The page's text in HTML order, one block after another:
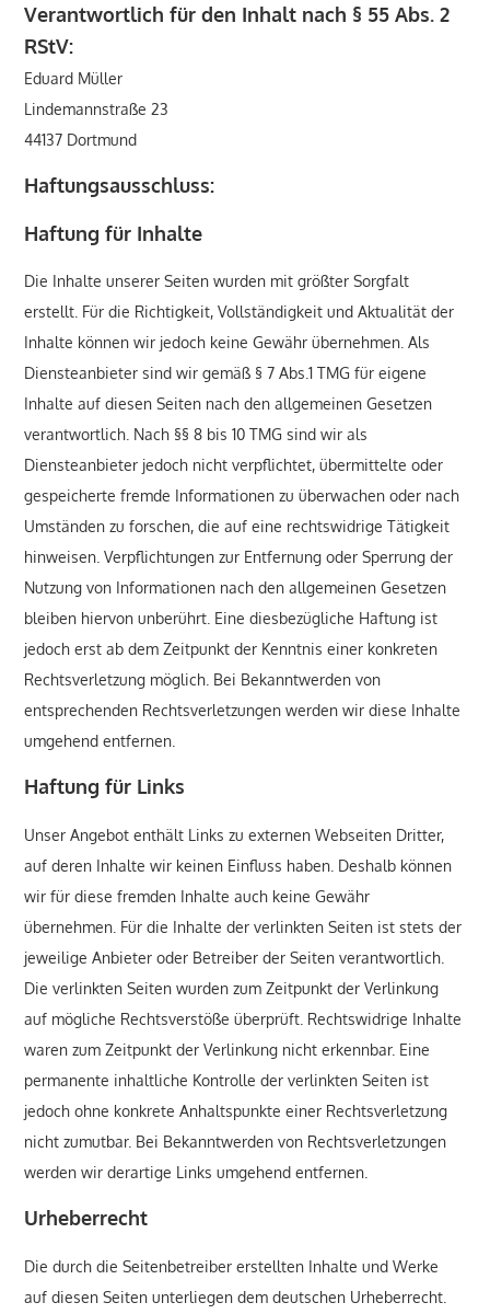
Verantwortlich für den Inhalt nach § 55 Abs. 2
RStV:
Eduard Müller
Lindemannstraße 23
44137 Dortmund
Haftungsausschluss:
Haftung für Inhalte
Die Inhalte unserer Seiten wurden mit größter Sorgfalt
erstellt. Für die Richtigkeit, Vollständigkeit und Aktualität der
Inhalte können wir jedoch keine Gewähr übernehmen. Als
Diensteanbieter sind wir gemäß § 7 Abs.1 TMG für eigene
Inhalte auf diesen Seiten nach den allgemeinen Gesetzen
verantwortlich. Nach §§ 8 bis 10 TMG sind wir als
Diensteanbieter jedoch nicht verpflichtet, übermittelte oder
gespeicherte fremde Informationen zu überwachen oder nach
Umständen zu forschen, die auf eine rechtswidrige Tätigkeit
hinweisen. Verpflichtungen zur Entfernung oder Sperrung der
Nutzung von Informationen nach den allgemeinen Gesetzen
bleiben hiervon unberührt. Eine diesbezügliche Haftung ist
jedoch erst ab dem Zeitpunkt der Kenntnis einer konkreten
Rechtsverletzung möglich. Bei Bekanntwerden von
entsprechenden Rechtsverletzungen werden wir diese Inhalte
umgehend entfernen.
Haftung für Links
Unser Angebot enthält Links zu externen Webseiten Dritter,
auf deren Inhalte wir keinen Einfluss haben. Deshalb können
wir für diese fremden Inhalte auch keine Gewähr
übernehmen. Für die Inhalte der verlinkten Seiten ist stets der
jeweilige Anbieter oder Betreiber der Seiten verantwortlich.
Die verlinkten Seiten wurden zum Zeitpunkt der Verlinkung
auf mögliche Rechtsverstöße überprüft. Rechtswidrige Inhalte
waren zum Zeitpunkt der Verlinkung nicht erkennbar. Eine
permanente inhaltliche Kontrolle der verlinkten Seiten ist
jedoch ohne konkrete Anhaltspunkte einer Rechtsverletzung
nicht zumutbar. Bei Bekanntwerden von Rechtsverletzungen
werden wir derartige Links umgehend entfernen.
Urheberrecht
Die durch die Seitenbetreiber erstellten Inhalte und Werke
auf diesen Seiten unterliegen dem deutschen Urheberrecht.